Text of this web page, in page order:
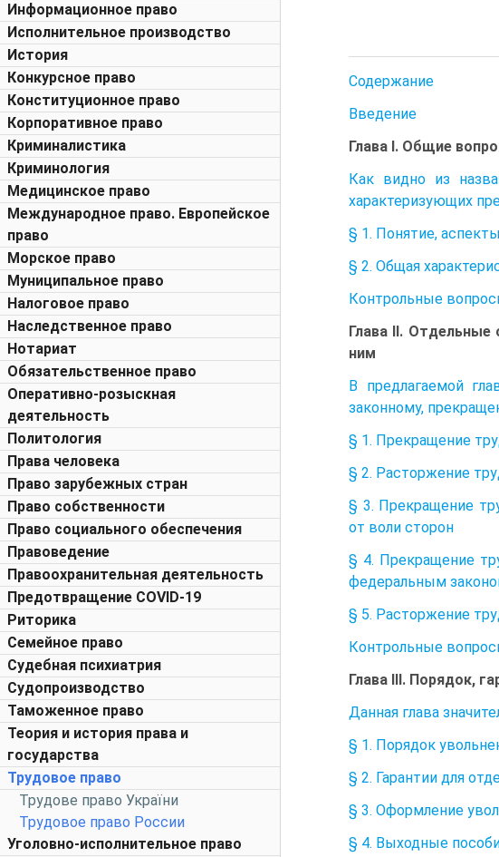
Информационное право
Исполнительное производство
История
Конкурсное право
Конституционное право
Корпоративное право
Криминалистика
Криминология
Медицинское право
Международное право. Европейское
право
Морское право
Муниципальное право
Налоговое право
Наследственное право
Нотариат
Обязательственное право
Оперативно-розыскная
деятельность
Политология
Права человека
Право зарубежных стран
Право собственности
Право социального обеспечения
Правоведение
Правоохранительная деятельность
Предотвращение COVID-19
Риторика
Семейное право
Судебная психиатрия
Судопроизводство
Таможенное право
Теория и история права и
государства
Трудовое право
Трудове право України
Трудовое право России
Уголовно-исполнительное право
Содержание
Введение
Глава I. Общие
Как видно из
характеризующих
§ 1. Понятие,
§ 2. Общая
Контрольные
Глава II. Отдельные
ним
В предлагаемой
законному,
§ 1. Прекращение
§ 2. Расторжение
§ 3. Прекращение
от воли сторон
§ 4. Прекращение
федеральным
§ 5. Расторжение
Контрольные
Глава III. Порядок,
Данная глава
§ 1. Порядок
§ 2. Гарантии для
§ 3. Оформление
§ 4. Выходные